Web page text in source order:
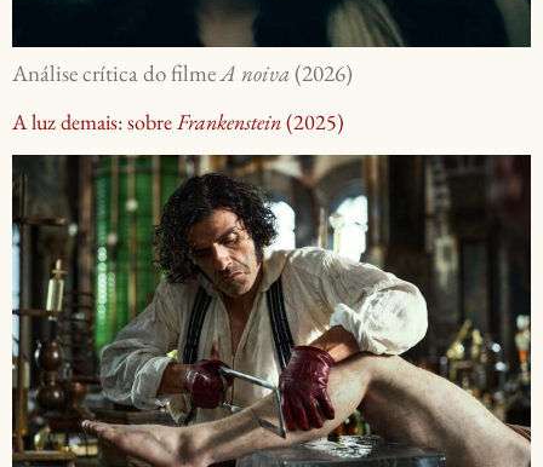
Análise crítica do filmeA noiva (2026)
A luz demais: sobreFrankenstein(2025)